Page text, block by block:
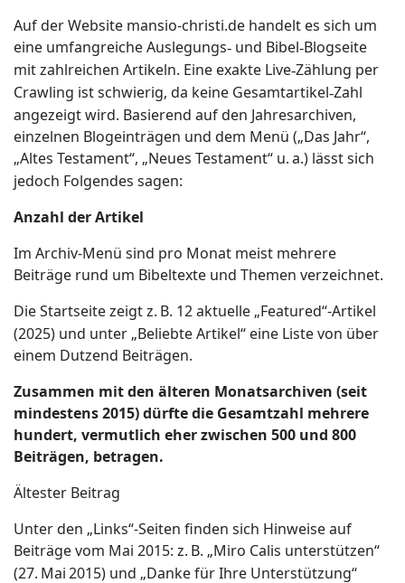
Auf der Website mansio-christi.de handelt es sich um
eine umfangreiche Auslegungs‑ und Bibel‑Blogseite
mit zahlreichen Artikeln. Eine exakte Live‑Zählung per
Crawling ist schwierig, da keine Gesamtartikel‑Zahl
angezeigt wird. Basierend auf den Jahresarchiven,
einzelnen Blogeinträgen und dem Menü („Das Jahr“,
„Altes Testament“, „Neues Testament“ u.a.) lässt sich
jedoch Folgendes sagen:
Anzahl der Artikel
Im Archiv-Menü sind pro Monat meist mehrere
Beiträge rund um Bibeltexte und Themen verzeichnet.
Die Startseite zeigt z. B. 12 aktuelle „Featured“-Artikel
(2025) und unter „Beliebte Artikel“ eine Liste von über
einem Dutzend Beiträgen.
Zusammen mit den älteren Monatsarchiven (seit
mindestens 2015) dürfte die Gesamtzahl mehrere
hundert, vermutlich eher zwischen 500 und 800
Beiträgen, betragen.
Ältester Beitrag
Unter den „Links“-Seiten finden sich Hinweise auf
Beiträge vom Mai 2015: z. B. „Miro Calis unterstützen“
(27. Mai2015) und „Danke für Ihre Unterstützung“